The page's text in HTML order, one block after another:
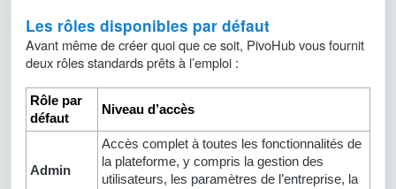
Les rôles disponibles par défaut
Avant même de créer quoi que ce soit, PivoHub vous fournit
deux rôles standards prêts à l’emploi :
Rôle par
défaut
Niveau d’accès
Admin
Accès complet à toutes les fonctionnalités de
la plateforme, y compris la gestion des
utilisateurs, les paramètres de l’entreprise, la